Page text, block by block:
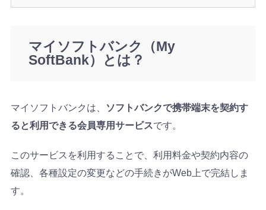
マイソフトバンク（My
SoftBank）とは？
マイソフトバンクは、
ソフトバンクで携帯端末を契約す
ると利用できる会員専用サービスです。
このサービスを利用することで、利用料金や契約内容の
確認、各種設定の変更などの手続きがWeb上で完結しま
す。